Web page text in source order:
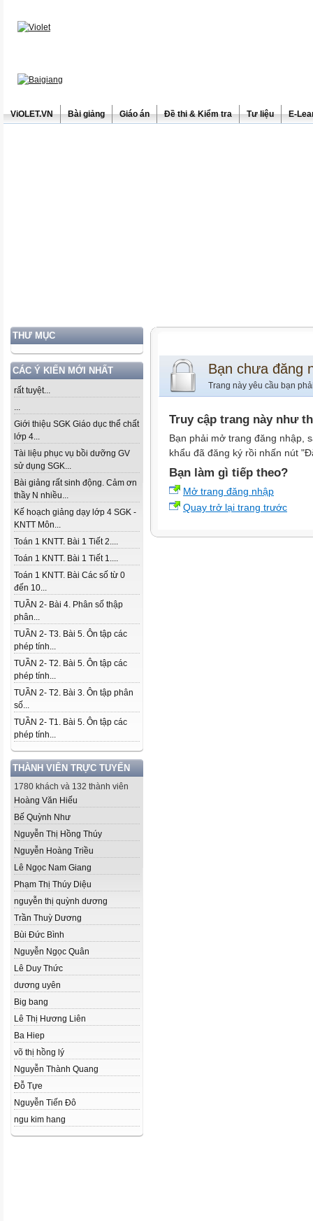
ViOLET.VN Bài giảng Giáo án Đề thi & Kiểm tra Tư liệu E-
THƯ MỤC
CÁC Ý KIẾN MỚI NHẤT
rất tuyệt...
...
Giới thiệu SGK Giáo dục thể chất
lớp 4...
Tài liệu phục vụ bồi dưỡng GV
sử dụng SGK...
Bài giảng rất sinh động. Cảm ơn
thầy N nhiều...
Kế hoạch giảng dạy lớp 4 SGK -
KNTT Môn...
Toán 1 KNTT. Bài 1 Tiết 2....
Toán 1 KNTT. Bài 1 Tiết 1....
Toán 1 KNTT. Bài Các số từ 0
đến 10...
TUẦN 2- Bài 4. Phân số thập
phân...
TUẦN 2- T3. Bài 5. Ôn tập các
phép tính...
TUẦN 2- T2. Bài 5. Ôn tập các
phép tính...
TUẦN 2- T2. Bài 3. Ôn tập phân
số...
TUẦN 2- T1. Bài 5. Ôn tập các
phép tính...
THÀNH VIÊN TRỰC TUYẾN
1780 khách và 132 thành viên
Hoàng Văn Hiếu
Bế Quỳnh Như
Nguyễn Thị Hồng Thúy
Nguyễn Hoàng Triều
Lê Ngọc Nam Giang
Phạm Thị Thúy Diệu
nguyễn thị quỳnh dương
Trần Thuỳ Dương
Bùi Đức Bình
Nguyễn Ngọc Quân
Lê Duy Thức
dương uyên
Big bang
Lê Thị Hương Liên
Ba Hiep
võ thị hồng lý
Nguyễn Thành Quang
Đỗ Tựe
Nguyễn Tiến Đô
ngu kim hang
Bạn chưa đăng
Trang này yêu cầu bạn
Truy cập trang này như
Bạn phải mở trang đăng nhập,
khẩu đã đăng ký rồi nhấn nút
Bạn làm gì tiếp theo?
Mở trang đăng nhập
Quay trở lại trang trước